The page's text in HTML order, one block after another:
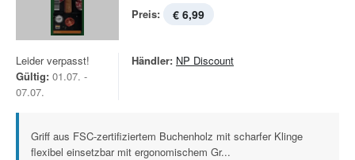
Preis: € 6,99
Leider verpasst!
Gültig: 01.07. -
07.07.
Händler: NP Discount
Griff aus FSC-zertifiziertem Buchenholz mit scharfer Klinge
flexibel einsetzbar mit ergonomischem Gr...